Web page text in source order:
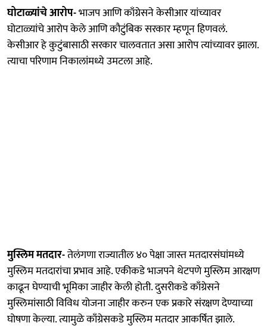
घोटाळ्यांचे आरोप-भाजप आणि काँग्रेसने केसीआर यांच्यावर
घोटाळ्यांचे आरोप केले आणि कौटुंबिक सरकार म्हणून हिणवलं.
केसीआर हे कुटुंबासाठी सरकार चालवतात असा आरोप त्यांच्यावर झाला.
त्याचा परिणाम निकालांमध्ये उमटला आहे.
मुस्लिम मतदार-तेलंगणा राज्यातील ४० पेक्षा जास्त मतदारसंघांमध्ये
मुस्लिम मतदारांचा प्रभाव आहे. एकीकडे भाजपने थेटपणे मुस्लिम आरक्षण
काढून घेण्याची भूमिका जाहीर केली होती. दुसरीकडे काँग्रेसने
मुस्लिमांसाठी विविध योजना जाहीर करुन एक प्रकारे संरक्षण देण्याच्या
घोषणा केल्या. त्यामुळे काँग्रेसकडे मुस्लिम मतदार आकर्षित झाले.